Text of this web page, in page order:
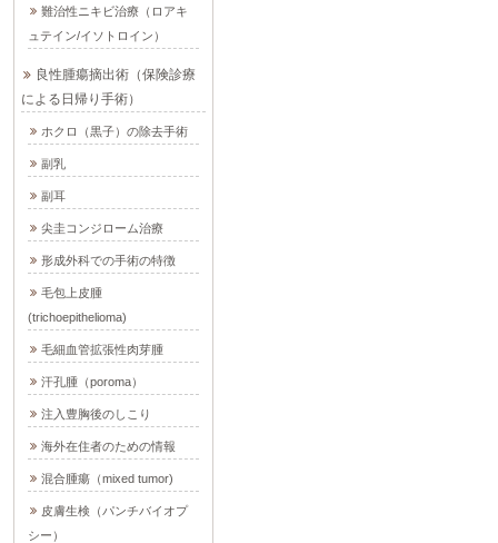
難治性ニキビ治療（ロアキ
ュテイン/イソトロイン）
良性腫瘍摘出術（保険診療
による日帰り手術）
ホクロ（黒子）の除去手術
副乳
副耳
尖圭コンジローム治療
形成外科での手術の特徴
毛包上皮腫
(trichoepithelioma)
毛細血管拡張性肉芽腫
汗孔腫（poroma）
注入豊胸後のしこり
海外在住者のための情報
混合腫瘍（mixed tumor)
皮膚生検（パンチバイオプ
シー）